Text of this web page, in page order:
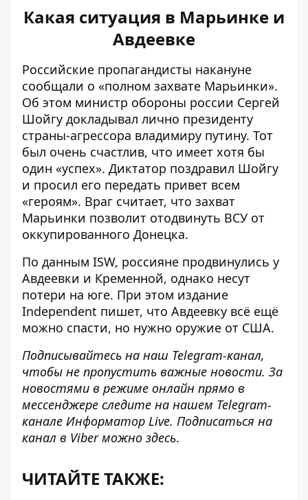
Какая ситуация в Марьинке и
Авдеевке
Российские пропагандисты накануне
сообщали о «полном захвате Марьинки».
Об этом министр обороны россии Сергей
Шойгу докладывал лично президенту
страны-агрессора владимиру путину. Тот
был очень счастлив, что имеет хотя бы
один «успех». Диктатор поздравил Шойгу
и просил его передать привет всем
«героям». Враг считает, что захват
Марьинки позволит отодвинуть ВСУ от
оккупированного Донецка.
По данным ISW, россияне продвинулись у
Авдеевки и Кременной, однако несут
потери на юге. При этом издание
Independent пишет, что Авдеевку всё ещё
можно спасти, но нужно оружие от США.
Подписывайтесь на наш Telegram-канал,
чтобы не пропустить важные новости. За
новостями в режиме онлайн прямо в
мессенджере следите на нашем Telegram-
канале Информатор Live. Подписаться на
канал в Viber можно здесь.
ЧИТАЙТЕ ТАКЖЕ: